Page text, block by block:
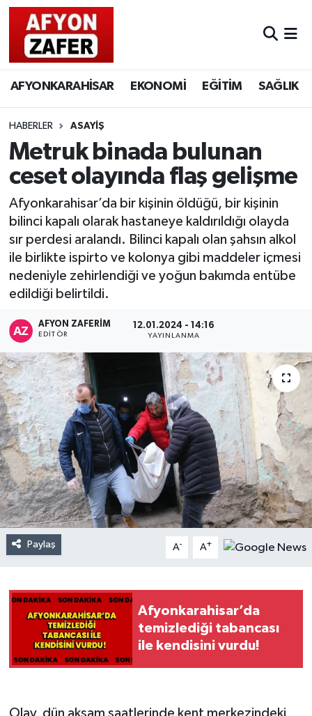
AFYONKARAHİSAR EKONOMİ EĞİTİM SAĞLIK
HABERLER ASAYİŞ
Metruk binada bulunan
ceset olayında flaş gelişme
Afyonkarahisar’da bir kişinin öldüğü, bir kişinin
bilinci kapalı olarak hastaneye kaldırıldığı olayda
sır perdesi aralandı. Bilinci kapalı olan şahsın alkol
ile birlikte ispirto ve kolonya gibi maddeler içmesi
nedeniyle zehirlendiği ve yoğun bakımda entübe
edildiği belirtildi.
AFYON ZAFERİM
EDITÖR
12.01.2024 - 14:16
YAYINLANMA
Paylaş A- A+
Afyonkarahisar’da
temizlediği tabancası
ile kendisini vurdu!
Olay, dün akşam saatlerinde kent merkezindeki